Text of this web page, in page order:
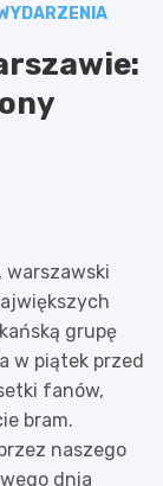
warszawski
grupę
w piątek przed
fanów,
bram.
naszego
dnia